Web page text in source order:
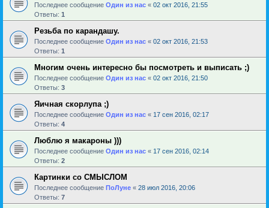
Последнее сообщение Один из нас « 02 окт 2016, 21:55
Ответы: 1
Резьба по карандашу.
Последнее сообщение Один из нас « 02 окт 2016, 21:53
Ответы: 1
Многим очень интересно бы посмотреть и выписать ;)
Последнее сообщение Один из нас « 02 окт 2016, 21:50
Ответы: 3
Яичная скорлупа ;)
Последнее сообщение Один из нас « 17 сен 2016, 02:17
Ответы: 4
Люблю я макароны )))
Последнее сообщение Один из нас « 17 сен 2016, 02:14
Ответы: 2
Картинки со СМЫСЛОМ
Последнее сообщение ПоЛуне « 28 июл 2016, 20:06
Ответы: 7